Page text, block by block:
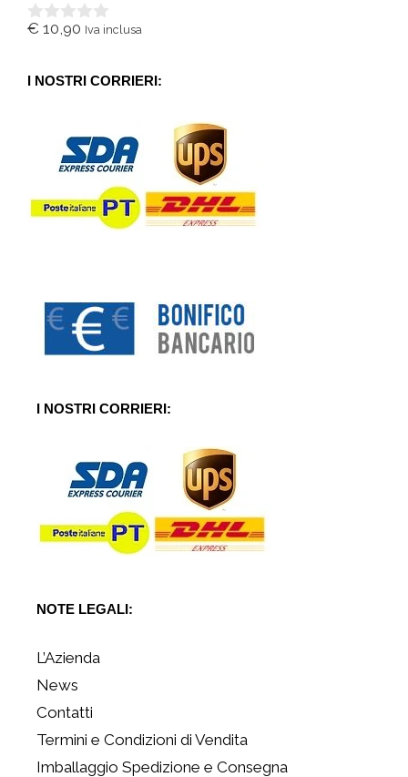
0
5
€ 10,90 Iva inclusa
I NOSTRI CORRIERI:
I NOSTRI CORRIERI:
NOTE LEGALI:
L’Azienda
News
Contatti
Termini e Condizioni di Vendita
Imballaggio Spedizione e Consegna